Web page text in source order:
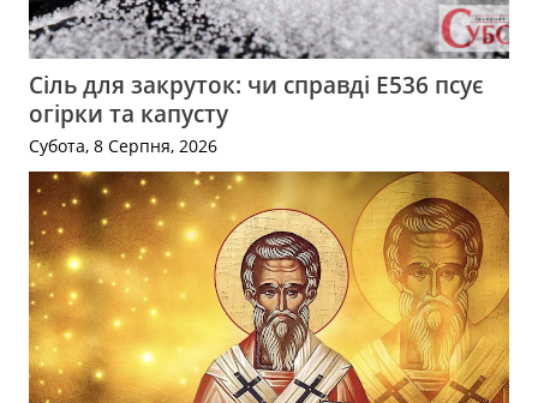
Сіль для закруток: чи справді Е536 псує
огірки та капусту
Субота, 8 Серпня, 2026